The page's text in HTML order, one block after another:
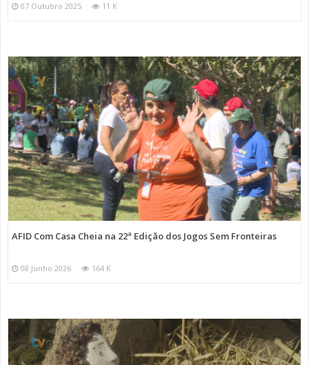
07 Outubro 2025 11 K
AFID Com Casa Cheia na 22ª Edição dos Jogos Sem Fronteiras
08 Junho 2026 164 K